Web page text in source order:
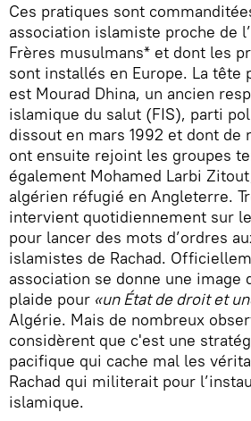
Ces pratiques sont
association islamiste proche de
Frères musulmans* et dont les
sont installés en Europe. La tête
est Mourad Dhina, un ancien
islamique du salut (FIS), parti
dissout en mars 1992 et dont de
ont ensuite rejoint les groupes
également Mohamed Larbi
algérien réfugié en Angleterre.
intervient quotidiennement sur
pour lancer des mots d’ordres
islamistes de Rachad.
association se donne une image
plaide pour «un État de droit et
Algérie. Mais de nombreux
considèrent que c'est une
pacifique qui cache mal les
Rachad qui militerait pour
islamique.